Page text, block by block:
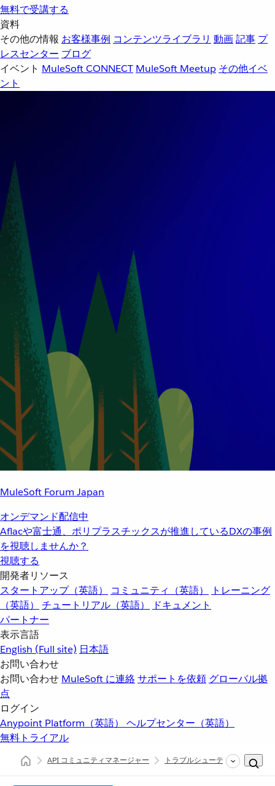
無料で受講する
資料
その他の情報 お客様事例 コンテンツライブラリ 動画記事 プ
レスセンター ブログ
イベント MuleSoft CONNECT MuleSoft Meetup その他イベ
ント
MuleSoft Forum Japan
オンデマンド配信中
Aflacや富士通、ポリプラスチックスが推進しているDXの事例
を視聴しませんか？
視聴する
開発者リソース
スタートアップ（英語）
コミュニティ（英語）
トレーニング
（英語）
チュートリアル（英語）
ドキュメント
パートナー
表示言語
English (Full site) 日本語
お問い合わせ
お問い合わせ MuleSoft に連絡サポートを依頼 グローバル拠
点
ログイン
Anypoint Platform（英語） ヘルプセンター（英語）
無料トライアル
API コミュニティマネージャー トラブルシューティング